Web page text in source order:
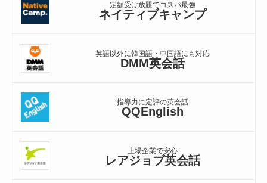
定額受け放題でコスパ最強
ネイティブキャンプ
英語以外に韓国語・中国語にも対応
DMM英会話
指導力に定評の英会話
QQEnglish
上場企業で安心
レアジョブ英会話